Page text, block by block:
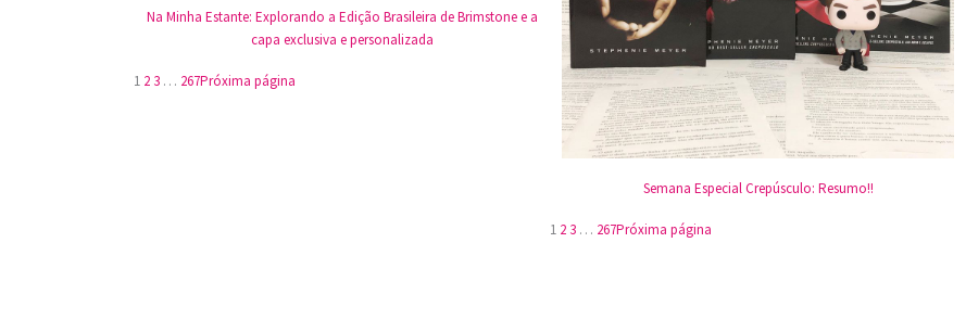
Na Minha Estante: Explorando a Edição Brasileira de Brimstone e a
capa exclusiva e personalizada
1 2 3 … 267Próxima página
Semana Especial Crepúsculo: Resumo!!
1 2 3 … 267Próxima página